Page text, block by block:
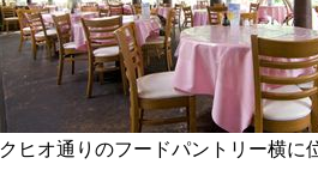
クヒオ通りのフードパントリー横に